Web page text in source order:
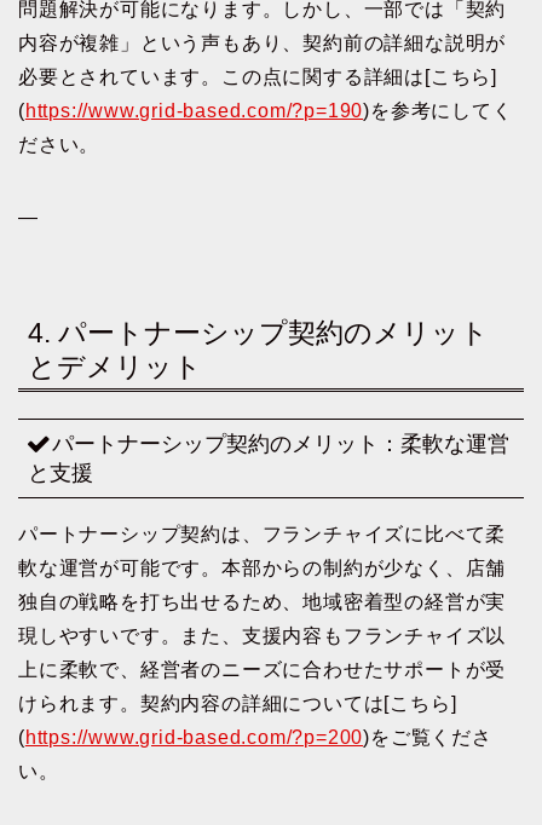
問題解決が可能になります。しかし、一部では「契約
内容が複雑」という声もあり、契約前の詳細な説明が
必要とされています。この点に関する詳細は[こちら]
(https://www.grid-based.com/?p=190)を参考にしてく
ださい。
—
4. パートナーシップ契約のメリット
とデメリット
パートナーシップ契約のメリット：柔軟な運営
と支援
パートナーシップ契約は、フランチャイズに比べて柔
軟な運営が可能です。本部からの制約が少なく、店舗
独自の戦略を打ち出せるため、地域密着型の経営が実
現しやすいです。また、支援内容もフランチャイズ以
上に柔軟で、経営者のニーズに合わせたサポートが受
けられます。契約内容の詳細については[こちら]
(https://www.grid-based.com/?p=200)をご覧くださ
い。